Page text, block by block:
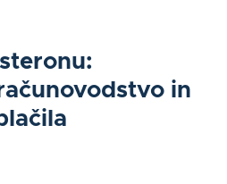
in